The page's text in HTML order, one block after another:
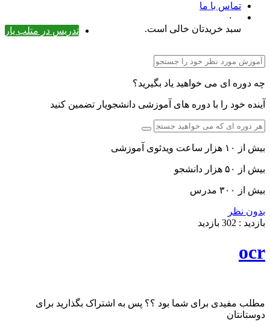
تماس با ما
۰
تدریس در متلب یار
سبد خریدتان خالی است.
چه دوره ای می خواهید یاد بگیرید؟
آینده خود را با دوره های آموزشی دانشجویار تضمین کنید
بیش از ۱۰ هزار ساعت ویدئوی آموزشی
بیش از ۵۰ هزار دانشجو
بیش از ۳۰۰ مدرس
بدون نظر
بازدید : 302 بازدید
ocr
مطلب مفیدی برای شما بود ؟؟ پس به اشتراک بگذارید برای
دوستانتان